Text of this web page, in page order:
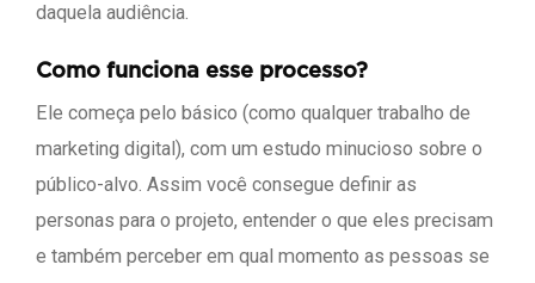
daquela audiência.
Como funciona esse processo?
Ele começa pelo básico (como qualquer trabalho de
marketing digital), com um estudo minucioso sobre o
público-alvo. Assim você consegue definir as
personas para o projeto, entender o que eles precisam
e também perceber em qual momento as pessoas se